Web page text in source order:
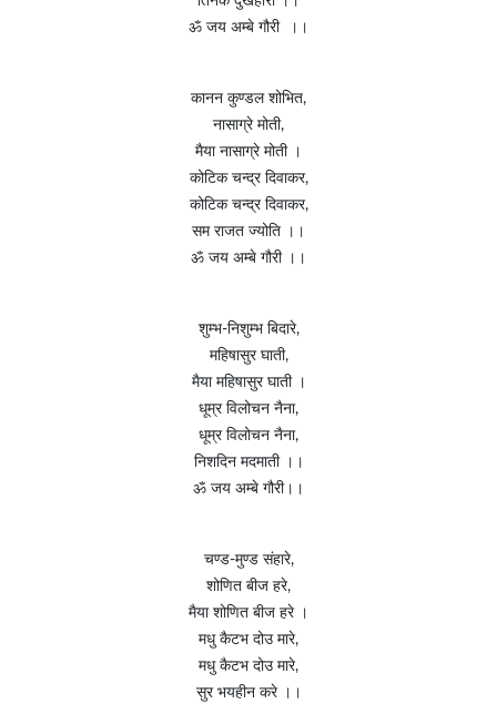
ॐ जय अम्बे गौरी ।।
कानन कुण्डल शोभित,
नासाग्रे मोती,
मैया नासाग्रे मोती ।
कोटिक चन्द्र दिवाकर,
कोटिक चन्द्र दिवाकर,
सम राजत ज्योति ।।
ॐ जय अम्बे गौरी ।।
शुम्भ-निशुम्भ बिदारे,
महिषासुर घाती,
मैया महिषासुर घाती ।
धूम्र विलोचन नैना,
धूम्र विलोचन नैना,
निशदिन मदमाती ।।
ॐ जय अम्बे गौरी।।
चण्ड-मुण्ड संहारे,
शोणित बीज हरे,
मैया शोणित बीज हरे ।
मधु कैटभ दोउ मारे,
मधु कैटभ दोउ मारे,
सुर भयहीन करे ।।